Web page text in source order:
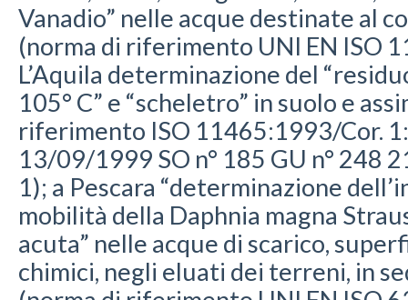
Vanadio” nelle acque destinate al
(norma di riferimento UNI EN ISO
L’Aquila determinazione del
105° C” e “scheletro” in suolo e
riferimento ISO 11465:1993/Cor.
13/09/1999 SO n° 185 GU n° 248
1); a Pescara “determinazione
mobilità della Daphnia magna
acuta” nelle acque di scarico,
chimici, negli eluati dei terreni, in